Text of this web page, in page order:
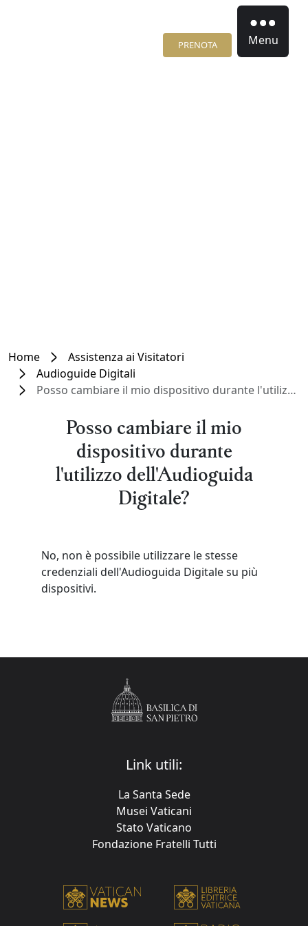
PRENOTA Menu
Home
Assistenza ai Visitatori
Audioguide Digitali
Posso cambiare il mio dispositivo durante l'utilizzo dell'Audioguida Digitale?
Posso cambiare il mio
dispositivo durante
l'utilizzo dell'Audioguida
Digitale?
No, non è possibile utilizzare le stesse
credenziali dell'Audioguida Digitale su più
dispositivi.
Link utili:
La Santa Sede
Musei Vaticani
Stato Vaticano
Fondazione Fratelli Tutti